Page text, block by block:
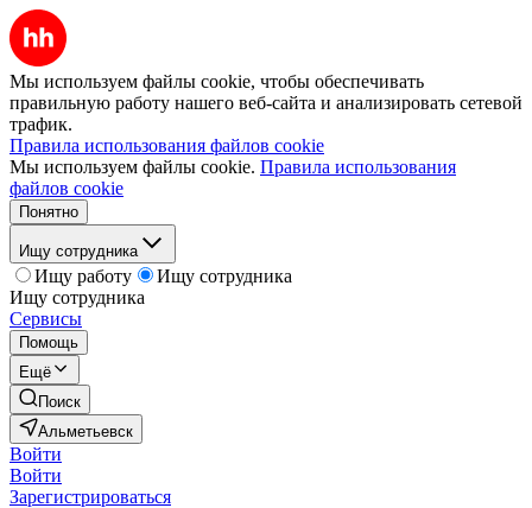
Мы используем файлы cookie, чтобы обеспечивать
правильную работу нашего веб-сайта и анализировать сетевой
трафик.
Правила использования файлов cookie
Мы используем файлы cookie. Правила использования
файлов cookie
Понятно
Ищу сотрудника
Ищу работу
Ищу сотрудника
Ищу сотрудника
Сервисы
Помощь
Ещё
Поиск
Альметьевск
Войти
Войти
Зарегистрироваться